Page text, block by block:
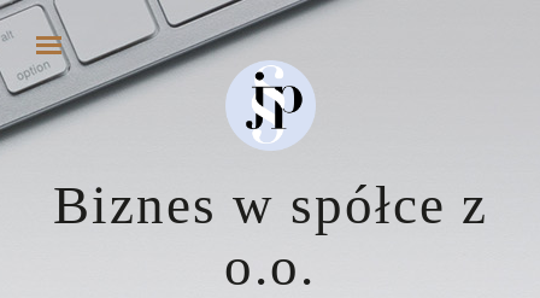
Biznes w spółce z
o.o.